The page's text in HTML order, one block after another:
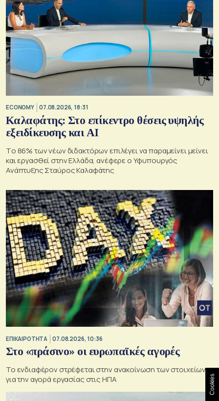
ECONOMY 07.08.2026, 18:31
Καλαφάτης: Στο επίκεντρο θέσεις υψηλής
εξειδίκευσης και AI
Tο 86% των νέων διδακτόρων επιλέγει να παραμείνει μείνει
και εργασθεί στην Ελλάδα, ανέφερε ο Υφυπουργός
Ανάπτυξης Σταύρος Καλαφάτης
ΕΠΙΚΑΙΡΟΤΗΤΑ 07.08.2026, 10:36
Στο «πράσινο» οι ευρωπαϊκές αγορές
Το ενδιαφέρον στρέφεται στην ανακοίνωση των στοιχείων
για την αγορά εργασίας στις ΗΠΑ
Cookies